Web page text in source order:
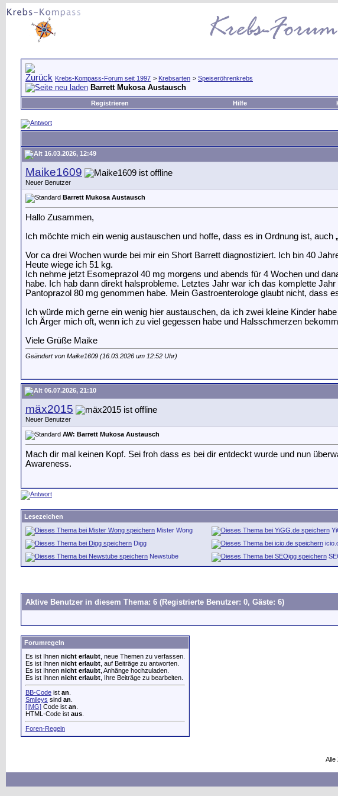
Krebs-Kompass-Forum seit 1997 > Krebsarten > Speiseröhrenkrebs
Barrett Mukosa Austausch
Registrieren Hilfe
16.03.2026, 12:49
Maike1609
Neuer Benutzer
Barrett Mukosa Austausch
Hallo Zusammen,
Ich möchte mich ein wenig austauschen und hoffe, dass es in Ordnung ist, auch
Vor ca drei Wochen wurde bei mir ein Short Barrett diagnostiziert. Ich bin 40
Heute wiege ich 51 kg.
Ich nehme jetzt Esomeprazol 40 mg morgens und abends für 4 Wochen und
habe. Ich hab dann direkt halsprobleme. Letztes Jahr war ich das komplette
Pantoprazol 80 mg genommen habe. Mein Gastroenterologe glaubt nicht, dass
Ich würde mich gerne ein wenig hier austauschen, da ich zwei kleine Kinder
Ich Ärger mich oft, wenn ich zu viel gegessen habe und Halsschmerzen
Viele Grüße Maike
Geändert von Maike1609 (16.03.2026 um 12:52 Uhr)
06.07.2026, 21:10
mäx2015
Neuer Benutzer
AW: Barrett Mukosa Austausch
Mach dir mal keinen Kopf. Sei froh dass es bei dir entdeckt wurde und nun
Awareness.
Lesezeichen
Mister Wong
Digg
Newstube
Aktive Benutzer in diesem Thema: 6 (Registrierte Benutzer: 0, Gäste: 6)
Forumregeln
Es ist Ihnen nicht erlaubt , neue Themen zu verfassen.
Es ist Ihnen nicht erlaubt , auf Beiträge zu antworten.
Es ist Ihnen nicht erlaubt , Anhänge hochzuladen.
Es ist Ihnen nicht erlaubt , Ihre Beiträge zu bearbeiten.
BB-Code ist an
Smileys sind an
[IMG] Code ist an
HTML-Code ist aus
Foren-Regeln
Alle